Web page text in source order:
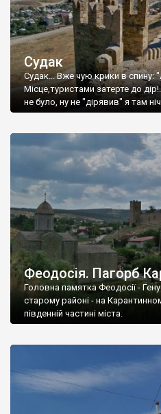
Судак
Судак... Вже чую крики в спину:
Місце,туристами затерте до
не було, ну не "дірявив" я там
Феодосія. Пагорб
Головна памятка Феодосії -
старому районі - на
південній частині міста.